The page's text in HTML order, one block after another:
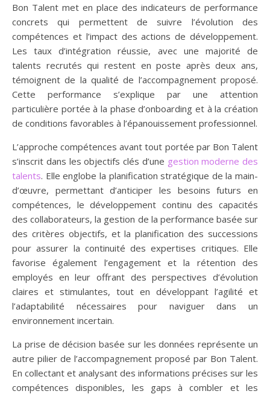
Bon Talent met en place des indicateurs de performance
concrets qui permettent de suivre l’évolution des
compétences et l’impact des actions de développement.
Les taux d’intégration réussie, avec une majorité de
talents recrutés qui restent en poste après deux ans,
témoignent de la qualité de l’accompagnement proposé.
Cette performance s’explique par une attention
particulière portée à la phase d’onboarding et à la création
de conditions favorables à l’épanouissement professionnel.
L’approche compétences avant tout portée par Bon Talent
s’inscrit dans les objectifs clés d’une gestion moderne des
talents. Elle englobe la planification stratégique de la main-
d’œuvre, permettant d’anticiper les besoins futurs en
compétences, le développement continu des capacités
des collaborateurs, la gestion de la performance basée sur
des critères objectifs, et la planification des successions
pour assurer la continuité des expertises critiques. Elle
favorise également l’engagement et la rétention des
employés en leur offrant des perspectives d’évolution
claires et stimulantes, tout en développant l’agilité et
l’adaptabilité nécessaires pour naviguer dans un
environnement incertain.
La prise de décision basée sur les données représente un
autre pilier de l’accompagnement proposé par Bon Talent.
En collectant et analysant des informations précises sur les
compétences disponibles, les gaps à combler et les